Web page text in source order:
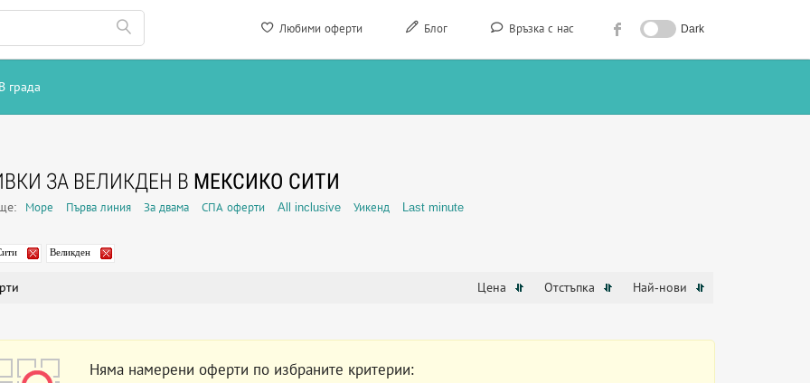
Любими оферти Блог Връзка с нас Dark
В града
ЗА ВЕЛИКДЕН В МЕКСИКО СИТИ
Море Първа линия За двама СПА оферти All inclusive Уикенд Last minute
Великден
Цена Отстъпка Най-нови
Няма намерени оферти по избраните критерии: